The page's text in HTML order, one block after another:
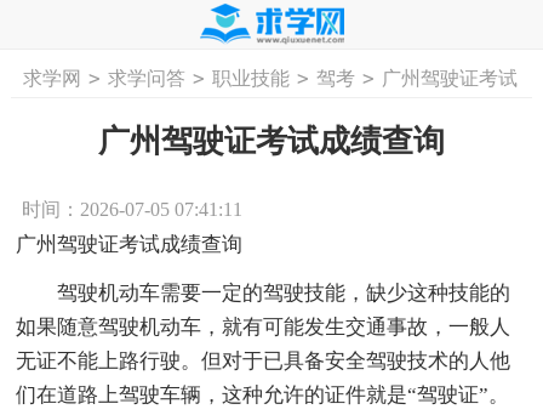
首页 工作计划 活动计划 学习计划 工
求学网 > 求学问答 > 职业技能 > 驾考 > 广州驾驶证考试
广州驾驶证考试成绩查询
时间：2026-07-05 07:41:11
广州驾驶证考试成绩查询
驾驶机动车需要一定的驾驶技能，缺少这种技能的
如果随意驾驶机动车，就有可能发生交通事故，一般人
无证不能上路行驶。但对于已具备安全驾驶技术的人他
们在道路上驾驶车辆，这种允许的证件就是“驾驶证”。